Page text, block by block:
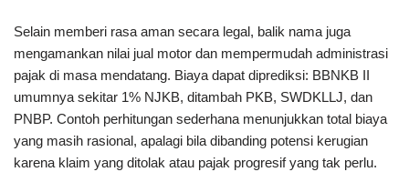
Selain memberi rasa aman secara legal, balik nama juga
mengamankan nilai jual motor dan mempermudah administrasi
pajak di masa mendatang. Biaya dapat diprediksi: BBNKB II
umumnya sekitar 1% NJKB, ditambah PKB, SWDKLLJ, dan
PNBP. Contoh perhitungan sederhana menunjukkan total biaya
yang masih rasional, apalagi bila dibanding potensi kerugian
karena klaim yang ditolak atau pajak progresif yang tak perlu.